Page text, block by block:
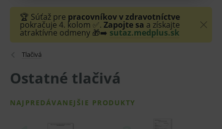
🏆 Súťaž pre pracovníkov v zdravotníctve
pokračuje 4. kolom ✅. Zapojte sa a získajte
atraktívne odmeny 🎁➡️ sutaz.medplus.sk
Tlačivá
Ostatné tlačivá